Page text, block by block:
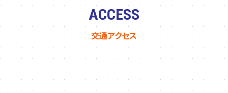
ACCESS
交通アクセス